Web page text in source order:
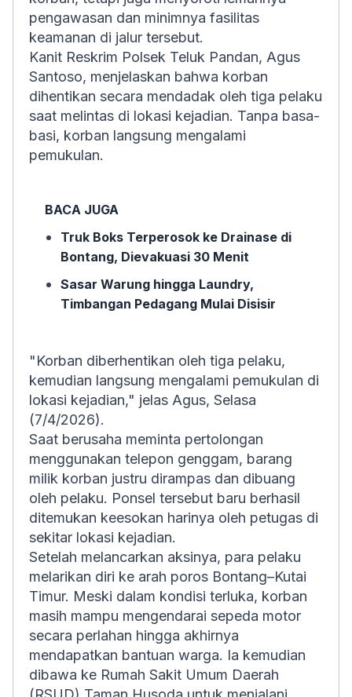
pengawasan dan minimnya fasilitas
keamanan di jalur tersebut.
Kanit Reskrim Polsek Teluk Pandan, Agus
Santoso, menjelaskan bahwa korban
dihentikan secara mendadak oleh tiga pelaku
saat melintas di lokasi kejadian. Tanpa basa-
basi, korban langsung mengalami
pemukulan.
BACA JUGA
Truk Boks Terperosok ke Drainase di
Bontang, Dievakuasi 30 Menit
Sasar Warung hingga Laundry,
Timbangan Pedagang Mulai Disisir
"Korban diberhentikan oleh tiga pelaku,
kemudian langsung mengalami pemukulan di
lokasi kejadian," jelas Agus, Selasa
(7/4/2026).
Saat berusaha meminta pertolongan
menggunakan telepon genggam, barang
milik korban justru dirampas dan dibuang
oleh pelaku. Ponsel tersebut baru berhasil
ditemukan keesokan harinya oleh petugas di
sekitar lokasi kejadian.
Setelah melancarkan aksinya, para pelaku
melarikan diri ke arah poros Bontang–Kutai
Timur. Meski dalam kondisi terluka, korban
masih mampu mengendarai sepeda motor
secara perlahan hingga akhirnya
mendapatkan bantuan warga. Ia kemudian
dibawa ke Rumah Sakit Umum Daerah